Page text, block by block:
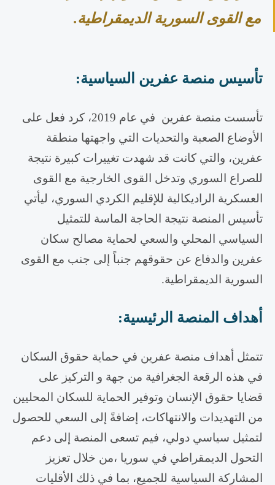
مع القوى السورية الديمقراطية.
تأسيس منصة عفرين السياسية:
تأسست منصة عفرين في عام 2019، كرد فعل على
الأوضاع الصعبة والتحديات التي واجهتها منطقة
عفرين، والتي كانت قد شهدت تغييرات كبيرة نتيجة
للصراع السوري وتدخل القوى الخارجية مع القوى
العسكرية الراديكالية للإقليم الكردي السوري، ليأتي
تأسيس المنصة نتيجة الحاجة الماسة للتمثيل
السياسي المحلي والسعي لحماية مصالح سكان
عفرين والدفاع عن حقوقهم جنباً إلى جنب مع القوى
السورية الديمقراطية.
أهداف المنصة الرئيسية:
تتمثل أهداف منصة عفرين في حماية حقوق السكان
في هذه الرقعة الجغرافية من جهة و التركيز على
قضايا حقوق الإنسان وتوفير الحماية للسكان المحليين
من التهديدات والانتهاكات، إضافةً إلى السعي للحصول
لتمثيل سياسي دولي، فيم تسعى المنصة إلى دعم
التحول الديمقراطي في سوريا ،من خلال تعزيز
المشاركة السياسية للجميع، بما في ذلك الأقليات